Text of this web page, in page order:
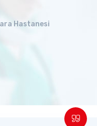
Hastanesi